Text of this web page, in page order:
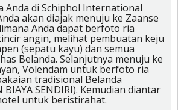
Anda di Schiphol International
akan diajak menuju ke Zaanse
Anda dapat berfoto ria
angin, melihat pembuatan keju
(sepatu kayu) dan semua
Belanda. Selanjutnya menuju ke
Volendam untuk berfoto ria
tradisional Belanda
BIAYA SENDIRI). Kemudian diantar
untuk beristirahat.